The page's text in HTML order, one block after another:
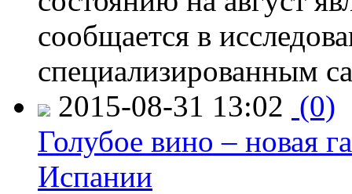
сообщается в
специализированным
2015-08-31 13:02 (0)
Голубое вино – новая
Испании